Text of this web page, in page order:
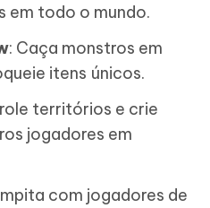
em todo o mundo.
: Caça monstros em
itens únicos.
territórios e crie
jogadores em
com jogadores de